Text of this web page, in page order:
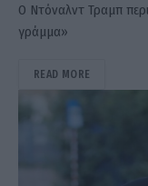
Ο Ντόναλντ Τραμπ
γράμμα»
READ MORE